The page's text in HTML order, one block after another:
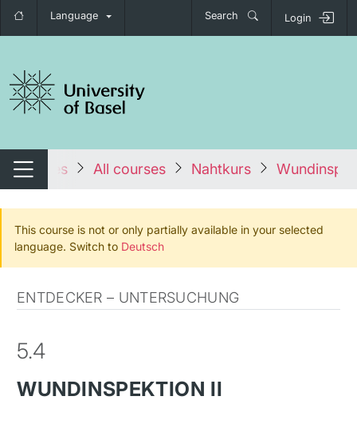
Language Search Login
navigation
Switch navigation
tales All courses Nahtkurs
This course is not or only partially available in your selected
language. Switch to Deutsch
ENTDECKER – UNTERSUCHUNG
5.4
WUNDINSPEKTION II